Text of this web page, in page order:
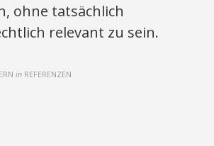
ohne tatsächlich
relevant zu sein.
in REFERENZEN